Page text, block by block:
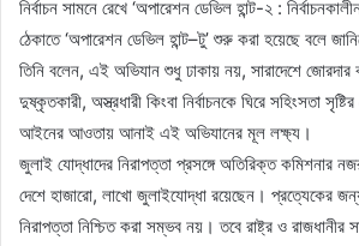
নির্বাচন সামনে রেখে ‘অপারেশন ডেভিল হান্ট-২ :
ঠেকাতে ‘অপারেশন ডেভিল হান্ট–টু’ শুরু করা হয়েছে বলে
তিনি বলেন, এই অভিযান শুধু ঢাকায় নয়, সারাদেশে জোরদার
দুষ্কৃতকারী, অস্ত্রধারী কিংবা নির্বাচনকে ঘিরে সহিংসতা
আইনের আওতায় আনাই এই অভিযানের মূল লক্ষ্য।
জুলাই যোদ্ধাদের নিরাপত্তা প্রসঙ্গে অতিরিক্ত কমিশনার
দেশে হাজারো, লাখো জুলাইযোদ্ধা রয়েছেন। প্রত্যেকের
নিরাপত্তা নিশ্চিত করা সম্ভব নয়। তবে রাষ্ট্র ও রাজধানীর